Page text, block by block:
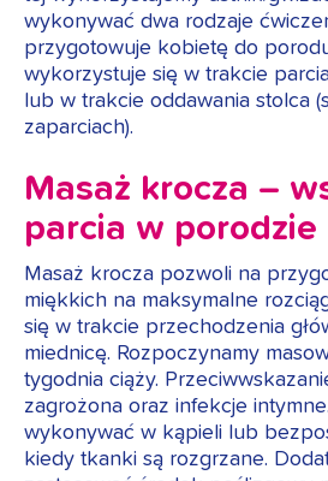
wykonywać dwa rodzaje
przygotowuje kobietę do
wykorzystuje się w trakcie
lub w trakcie oddawania stolca
zaparciach).
Masaż krocza –
parcia w porodzie
Masaż krocza pozwoli na
miękkich na maksymalne
się w trakcie przechodzenia
miednicę. Rozpoczynamy
tygodnia ciąży.
zagrożona oraz infekcje
wykonywać w kąpieli lub
kiedy tkanki są rozgrzane.